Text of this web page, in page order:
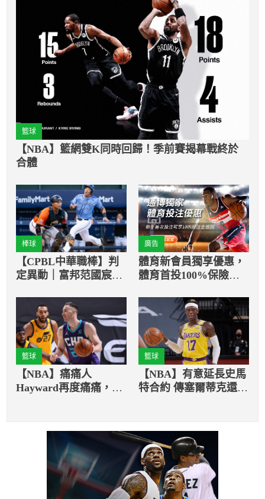
籃球
【NBA】籃網雙K同時回歸！季前賽揭幕戰終於
合體
棒球
【CPBL中華職棒】判
定異動｜富邦范國宸失
廣告
體育新會員獨享優惠，
體育首投100%保險返
籃球
【NBA】痛痛人
Hayward再度痛痛，今
籃球
【NBA】有意延長史馬
特合約 傳塞爾蒂克還想